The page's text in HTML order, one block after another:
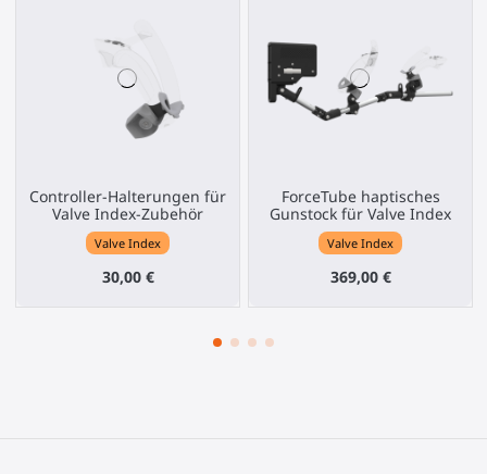
Controller-Halterungen für
Valve Index-Zubehör
Valve Index
30,00 €
ForceTube haptisches
Gunstock für Valve Index
Valve Index
369,00 €